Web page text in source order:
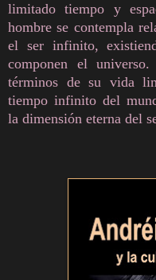
limitado tiempo y
hombre se contempla
el ser infinito,
componen el
términos de su vida
tiempo infinito del
la dimensión eterna del